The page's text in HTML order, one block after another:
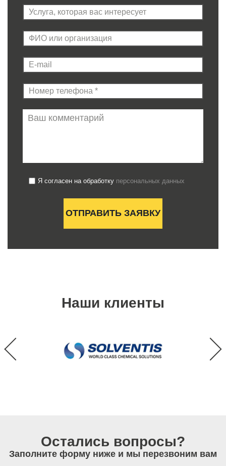
Я согласен на обработку персональных данных
Наши клиенты
Остались вопросы?
Заполните форму ниже и мы перезвоним вам